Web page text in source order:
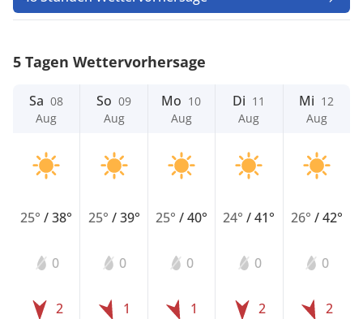
5 Tagen Wettervorhersage
Sa 08
Aug
25°/38°
0
2
So 09
Aug
25° /39°
0
1
Mo 10
Aug
25° /40°
0
1
Di 11
Aug
24°/41°
0
2
Mi 12
Aug
26° /42°
0
2